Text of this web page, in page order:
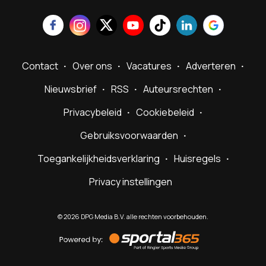
Contact Over ons Vacatures
Adverteren
Nieuwsbrief
RSS
Auteursrechten
Privacybeleid
Cookiebeleid
Gebruiksvoorwaarden
Toegankelijkheidsverklaring
Huisregels
Privacy instellingen
©2026 DPG Media B.V. alle rechten voorbehouden.
by
Sportal365